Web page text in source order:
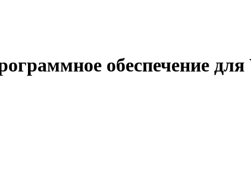
обеспечение для